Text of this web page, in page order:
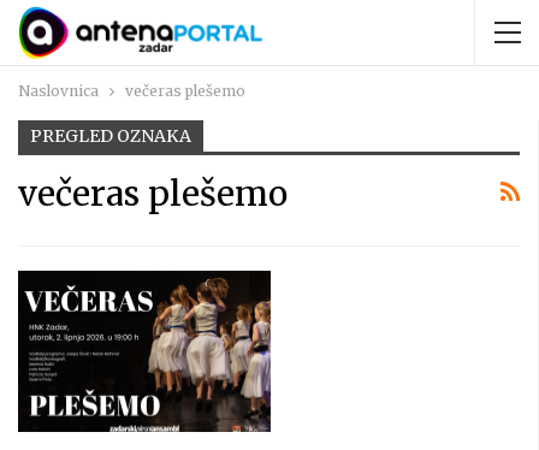
Naslovnica večeras plešemo
PREGLED OZNAKA
večeras plešemo